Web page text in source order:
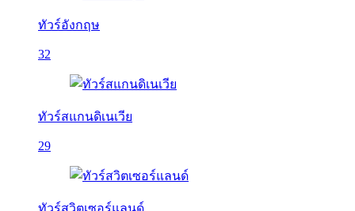
ทัวร์อังกฤษ
32
ทัวร์สแกนดิเนเวีย
29
ทัวร์สวิตเซอร์แลนด์